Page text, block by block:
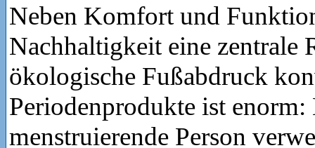
Neben Komfort und
Nachhaltigkeit eine zentrale
ökologische Fußabdruck
Periodenprodukte ist enorm:
menstruierende Person